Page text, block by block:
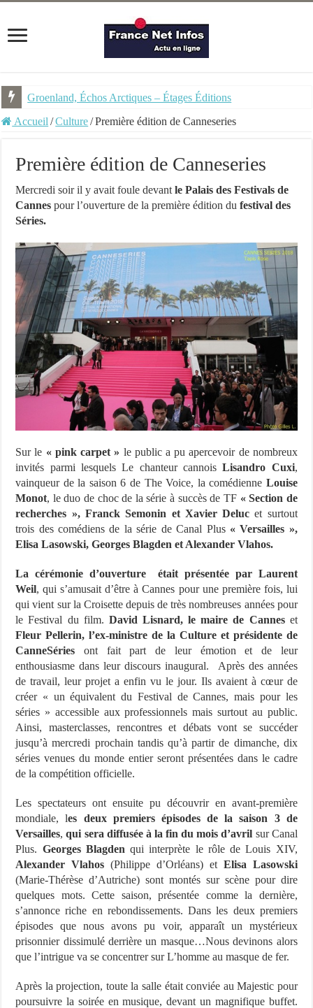
Groenland, Échos Arctiques – Étages Éditions
N.É.O. – Les moulins de Pandore – Ed. PKJ BD
Accueil /Culture/Première édition de Canneseries
Première édition de Canneseries
Mercredi soir il y avait foule devantle Palais des Festivals de
Cannes pour l’ouverture de la première édition dufestival des
Séries.
Sur le « pink carpet » le public a pu apercevoir de nombreux
invités parmi lesquels Le chanteur cannoisLisandro Cuxi,
vainqueur de la saison 6 de The Voice, la comédienne Louise
Monot, le duo de choc de la série à succès de TF « Section de
recherches », Franck Semonin et Xavier Deluc et surtout
trois des comédiens de la série de Canal Plus « Versailles »,
Elisa Lasowski, Georges Blagden et Alexander Vlahos.
La cérémonie d’ouverture était présentée par Laurent
Weil, qui s’amusait d’être à Cannes pour une première fois, lui
qui vient sur la Croisette depuis de très nombreuses années pour
le Festival du film. David Lisnard, le maire de Canneset
Fleur Pellerin, l’ex-ministre de la Culture et présidente de
CanneSéries ont fait part de leur émotion et de leur
enthousiasme dans leur discours inaugural. Après des années
de travail, leur projet a enfin vu le jour. Ils avaient à cœur de
créer « un équivalent du Festival de Cannes, mais pour les
séries » accessible aux professionnels mais surtout au public.
Ainsi, masterclasses, rencontres et débats vont se succéder
jusqu’à mercredi prochain tandis qu’à partir de dimanche, dix
séries venues du monde entier seront présentées dans le cadre
de la compétition officielle.
Les spectateurs ont ensuite pu découvrir en avant-première
mondiale, les deux premiers épisodes de la saison 3 de
Versailles,qui sera diffusée à la fin du mois d’avril sur Canal
Plus. Georges Blagden qui interprète le rôle de Louis XIV,
Alexander Vlahos (Philippe d’Orléans) et Elisa Lasowski
(Marie-Thérèse d’Autriche) sont montés sur scène pour dire
quelques mots. Cette saison, présentée comme la dernière,
s’annonce riche en rebondissements. Dans les deux premiers
épisodes que nous avons pu voir, apparaît un mystérieux
prisonnier dissimulé derrière un masque…Nous devinons alors
que l’intrigue va se concentrer sur L’homme au masque de fer.
Après la projection, toute la salle était conviée au Majestic pour
poursuivre la soirée en musique, devant un magnifique buffet.